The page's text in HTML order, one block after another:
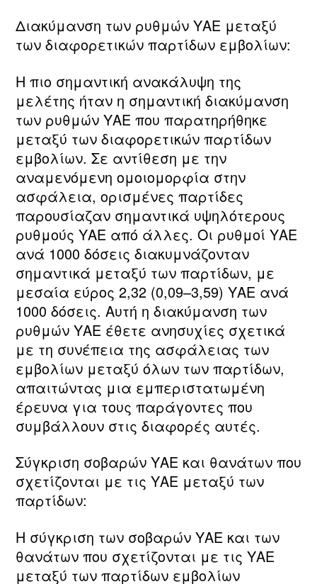
Διακύμανση των ρυθμών ΥΑΕ μεταξύ
των διαφορετικών παρτίδων εμβολίων:
Η πιο σημαντική ανακάλυψη της
μελέτης ήταν η σημαντική διακύμανση
των ρυθμών ΥΑΕ που παρατηρήθηκε
μεταξύ των διαφορετικών παρτίδων
εμβολίων. Σε αντίθεση με την
αναμενόμενη ομοιομορφία στην
ασφάλεια, ορισμένες παρτίδες
παρουσίαζαν σημαντικά υψηλότερους
ρυθμούς ΥΑΕ από άλλες. Οι ρυθμοί ΥΑΕ
ανά 1000 δόσεις διακυμνάζονταν
σημαντικά μεταξύ των παρτίδων, με
μεσαία εύρος 2,32 (0,09–3,59) ΥΑΕ ανά
1000 δόσεις. Αυτή η διακύμανση των
ρυθμών ΥΑΕ έθετε ανησυχίες σχετικά
με τη συνέπεια της ασφάλειας των
εμβολίων μεταξύ όλων των παρτίδων,
απαιτώντας μια εμπεριστατωμένη
έρευνα για τους παράγοντες που
συμβάλλουν στις διαφορές αυτές.
Σύγκριση σοβαρών ΥΑΕ και θανάτων που
σχετίζονται με τις ΥΑΕ μεταξύ των
παρτίδων:
Η σύγκριση των σοβαρών ΥΑΕ και των
θανάτων που σχετίζονται με τις ΥΑΕ
μεταξύ των παρτίδων εμβολίων